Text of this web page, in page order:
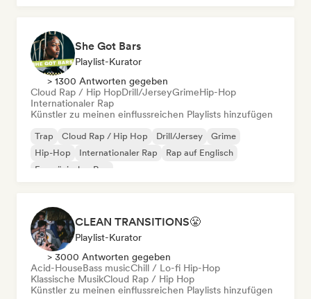
She Got Bars
Playlist-Kurator
> 1300 Antworten gegeben
Cloud Rap / Hip HopDrill/JerseyGrimeHip-Hop
Internationaler Rap
Künstler zu meinen einflussreichen Playlists hinzufügen
Trap Cloud Rap / Hip Hop Drill/Jersey
Grime
Hip-Hop
Internationaler Rap
Rap auf Englisch
Französischer Rap
CLEAN TRANSITIONS😤
Playlist-Kurator
> 3000 Antworten gegeben
Acid-HouseBass musicChill / Lo-fi Hip-Hop
Klassische MusikCloud Rap / Hip Hop
Künstler zu meinen einflussreichen Playlists hinzufügen